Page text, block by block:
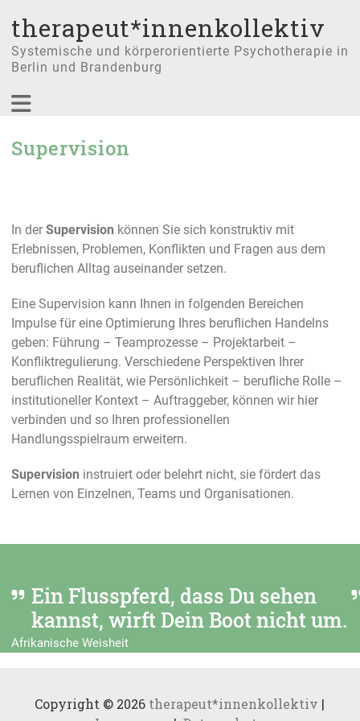
therapeut*innenkollektiv
Systemische und körperorientierte Psychotherapie in
Berlin und Brandenburg
Supervision
In der Supervision können Sie sich konstruktiv mit
Erlebnissen, Problemen, Konflikten und Fragen aus dem
beruflichen Alltag auseinander setzen.
Eine Supervision kann Ihnen in folgenden Bereichen
Impulse für eine Optimierung Ihres beruflichen Handelns
geben: Führung – Teamprozesse – Projektarbeit –
Konfliktregulierung. Verschiedene Perspektiven Ihrer
beruflichen Realität, wie Persönlichkeit – berufliche Rolle –
institutioneller Kontext – Auftraggeber, können wir hier
verbinden und so Ihren professionellen
Handlungsspielraum erweitern.
Supervision instruiert oder belehrt nicht, sie fördert das
Lernen von Einzelnen, Teams und Organisationen.
Ein Flusspferd, dass Du sehen
kannst, wirft Dein Boot nicht um.
Afrikanische Weisheit
Copyright © 2026 therapeut*innenkollektiv |